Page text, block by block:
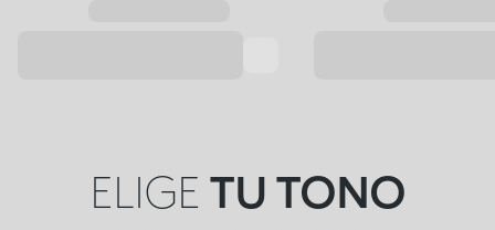
ELIGE TU TONO